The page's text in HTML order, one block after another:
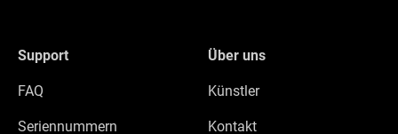
Support
FAQ
Seriennummern
Über uns
Künstler
Kontakt